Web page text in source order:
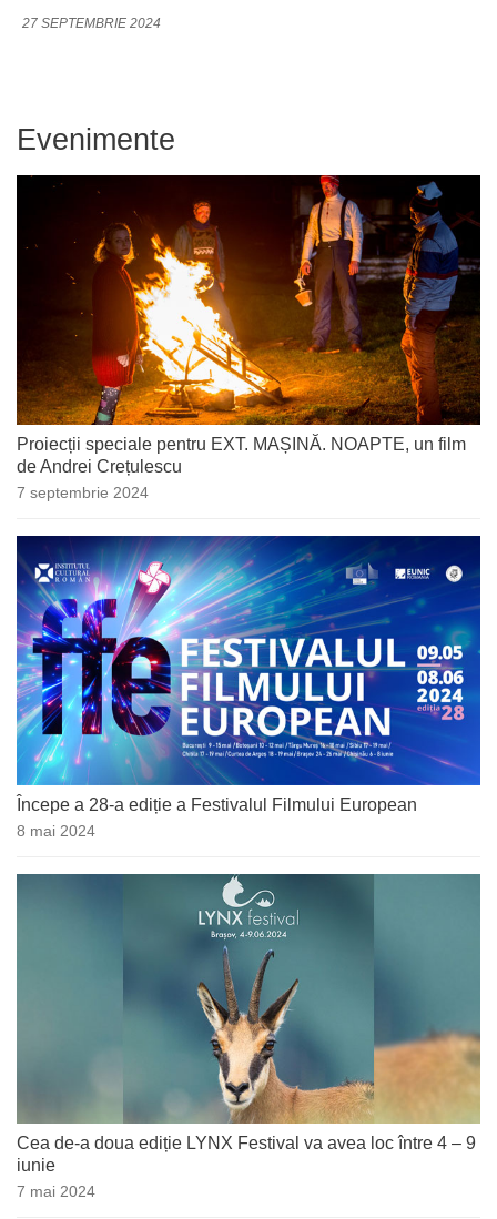
27 SEPTEMBRIE 2024
Evenimente
Proiecții speciale pentru EXT. MAȘINĂ. NOAPTE, un film
de Andrei Crețulescu
7 septembrie 2024
Începe a 28-a ediție a Festivalul Filmului European
8 mai 2024
Cea de-a doua ediție LYNX Festival va avea loc între 4 – 9
iunie
7 mai 2024